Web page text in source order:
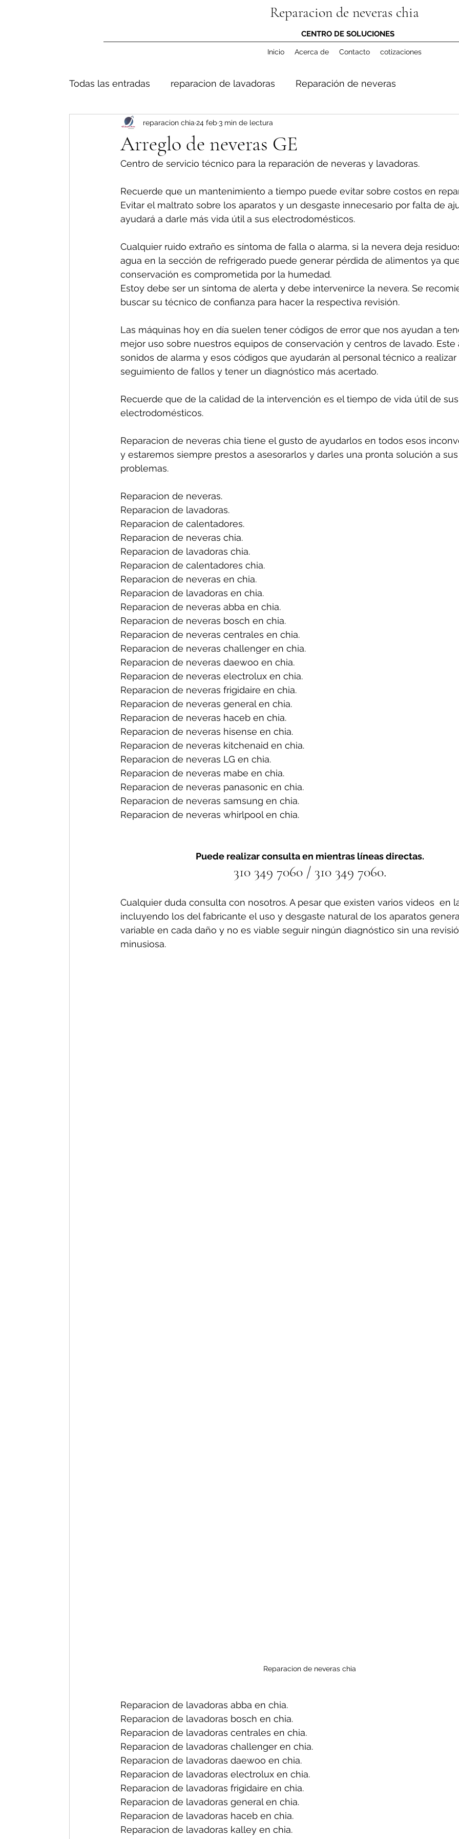
Reparacion de neveras chia
CENTRO DE SOLUCIONES
Inicio Acerca de Contacto cotizaciones
Todas las entradas reparacion de lavadoras Reparación de neveras
Arreglo de neveras GE
reparacion chia 24 feb 3 min de lectura
Centro de servicio técnico para la reparación de neveras y lavadoras.
Recuerde que un mantenimiento a tiempo puede evitar sobre costos en
Evitar el maltrato sobre los aparatos y un desgaste innecesario por falta de
ayudará a darle más vida útil a sus electrodomésticos.
Cualquier ruido extraño es síntoma de falla o alarma, si la nevera deja
agua en la sección de refrigerado puede generar pérdida de alimentos ya
conservación es comprometida por la humedad.
Estoy debe ser un síntoma de alerta y debe intervenirce la nevera. Se
buscar su técnico de confianza para hacer la respectiva revisión.
Las máquinas hoy en día suelen tener códigos de error que nos ayudan a
mejor uso sobre nuestros equipos de conservación y centros de lavado.
sonidos de alarma y esos códigos que ayudarán al personal técnico a
seguimiento de fallos y tener un diagnóstico más acertado.
Recuerde que de la calidad de la intervención es el tiempo de vida útil de
electrodomésticos.
Reparacion de neveras chia tiene el gusto de ayudarlos en todos esos
y estaremos siempre prestos a asesorarlos y darles una pronta solución a
problemas.
Reparacion de neveras.
Reparacion de lavadoras.
Reparacion de calentadores.
Reparacion de neveras chia.
Reparacion de lavadoras chia.
Reparacion de calentadores chia.
Reparacion de neveras en chia.
Reparacion de lavadoras en chia.
Reparacion de neveras abba en chia.
Reparacion de neveras bosch en chia.
Reparacion de neveras centrales en chia.
Reparacion de neveras challenger en chia.
Reparacion de neveras daewoo en chia.
Reparacion de neveras electrolux en chia.
Reparacion de neveras frigidaire en chia.
Reparacion de neveras general en chia.
Reparacion de neveras haceb en chia.
Reparacion de neveras hisense en chia.
Reparacion de neveras kitchenaid en chia.
Reparacion de neveras LG en chia.
Reparacion de neveras mabe en chia.
Reparacion de neveras panasonic en chia.
Reparacion de neveras samsung en chia.
Reparacion de neveras whirlpool en chia.
Puede realizar consulta en mientras líneas directas.
310 349 7060 / 310 349 7060.
Cualquier duda consulta con nosotros. A pesar que existen varios videos  en
incluyendo los del fabricante el uso y desgaste natural de los aparatos
variable en cada daño y no es viable seguir ningún diagnóstico sin una
minusiosa.
Reparacion de neveras chia
Reparacion de lavadoras abba en chia.
Reparacion de lavadoras bosch en chia.
Reparacion de lavadoras centrales en chia.
Reparacion de lavadoras challenger en chia.
Reparacion de lavadoras daewoo en chia.
Reparacion de lavadoras electrolux en chia.
Reparacion de lavadoras frigidaire en chia.
Reparacion de lavadoras general en chia.
Reparacion de lavadoras haceb en chia.
Reparacion de lavadoras kalley en chia.